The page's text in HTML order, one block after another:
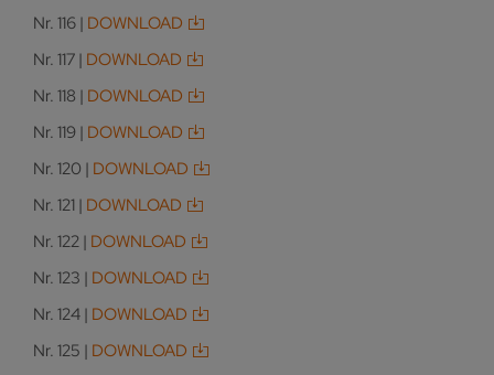
Nr. 116 | DOWNLOAD
Nr. 117 | DOWNLOAD
Nr. 118 | DOWNLOAD
Nr. 119 | DOWNLOAD
Nr. 120 | DOWNLOAD
Nr. 121 | DOWNLOAD
Nr. 122 | DOWNLOAD
Nr. 123 | DOWNLOAD
Nr. 124 | DOWNLOAD
Nr. 125 | DOWNLOAD